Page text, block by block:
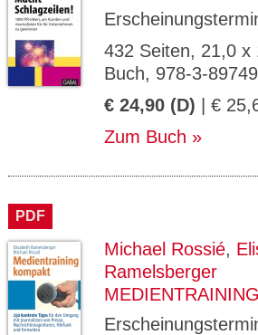
432 Seiten, 21,0 x
Buch, 978-3-
€ 24,90 (D) | €
Zum Buch
PDF
Michael Rossié,
Ramelsberger